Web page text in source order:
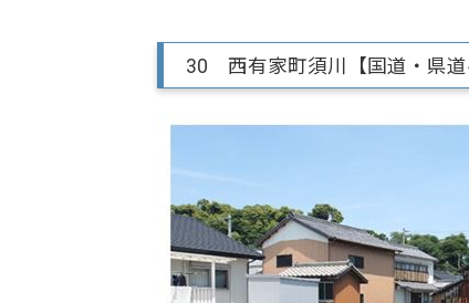
30 西有家町須川【国道・県道